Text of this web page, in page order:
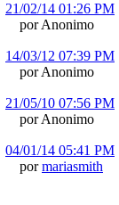
21/02/14 01:26 PM
por Anonimo
14/03/12 07:39 PM
por Anonimo
21/05/10 07:56 PM
por Anonimo
04/01/14 05:41 PM
pormariasmith